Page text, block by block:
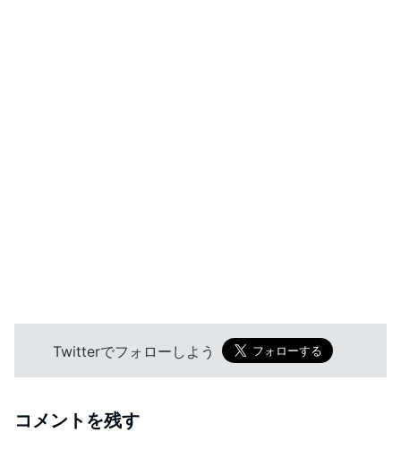
Twitterでフォローしよう
コメントを残す